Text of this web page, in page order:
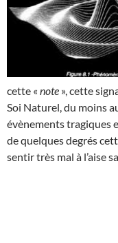
cette « note », cette
Soi Naturel, du moins
évènements tragiques
de quelques degrés
sentir très mal à l’aise